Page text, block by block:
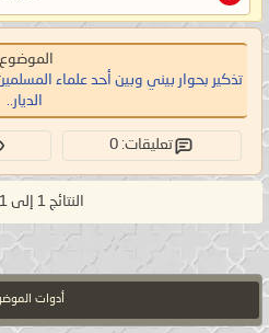
تذكير بحوار بيني وبين أحد علماء
الديار..
تعليقات: 0
النتائج 1 إلى 1 من 1
أدوات